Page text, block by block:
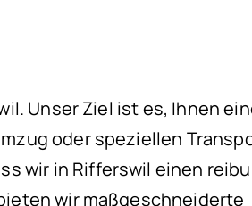
Unser Ziel ist es, Ihnen
oder speziellen
wir in Rifferswil einen
wir maßgeschneiderte